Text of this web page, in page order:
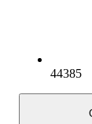
44385